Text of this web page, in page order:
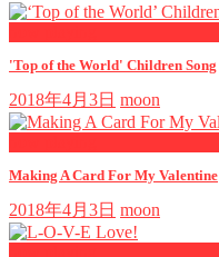
'Top of the World' Children Song
2018年4月3日 moon
Making A Card For My Valentine
2018年4月3日 moon